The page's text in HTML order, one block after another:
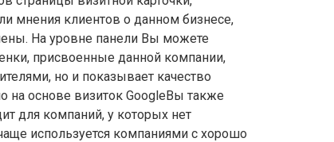
мнения клиентов о данном бизнесе,
На уровне панели Вы можете
присвоенные данной компании,
но и показывает качество
на основе визиток GoogleВы также
для компаний, у которых нет
используется компаниями с хорошо